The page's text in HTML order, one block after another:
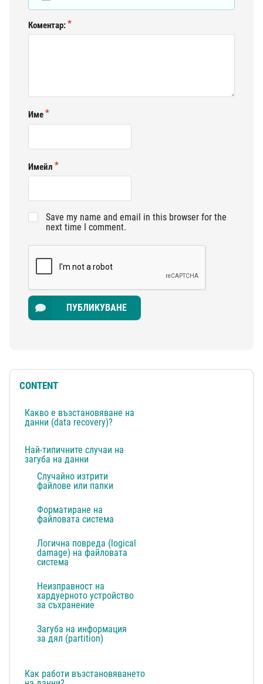
Коментар:
Име
Имейл
Save my name and email in this browser for the
next time I comment.
ПУБЛИКУВАНЕ
CONTENT
Какво е възстановяване на
данни (data recovery)?
Най-типичните случаи на
загуба на данни
Случайно изтрити
файлове или папки
Форматиране на
файловата система
Логична повреда (logical
damage) на файловата
система
Неизправност на
хардуерното устройство
за съхранение
Загуба на информация
за дял (partition)
Как работи възстановяването